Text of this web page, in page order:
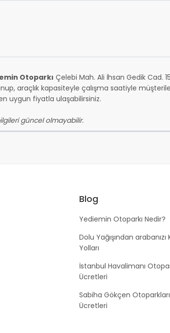
Otoparkı Çelebi Mah. Ali İhsan Gedik Cad.
araçlık kapasiteyle çalışma saatiyle
uygun fiyatla ulaşabilirsiniz.
güncel olmayabilir.
Blog
Yediemin Otoparkı Nedir?
Dolu Yağışından
Yolları
İstanbul Havalimanı
Ücretleri
Sabiha Gökçen
Ücretleri